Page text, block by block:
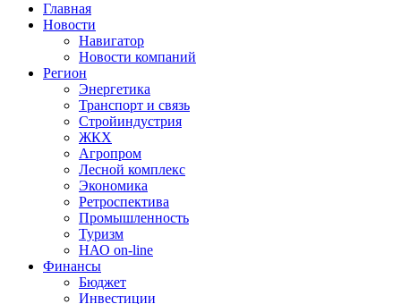
Главная
Новости
Навигатор
Новости компаний
Регион
Энергетика
Транспорт и связь
Стройиндустрия
ЖКХ
Агропром
Лесной комплекс
Экономика
Ретроспектива
Промышленность
Туризм
НАО on-line
Финансы
Бюджет
Инвестиции